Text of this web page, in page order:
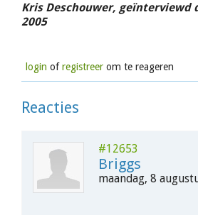
Kris Deschouwer, geïnterviewd
2005
login ofregistreerom te reageren
Reacties
#12653
Briggs
maandag, 8